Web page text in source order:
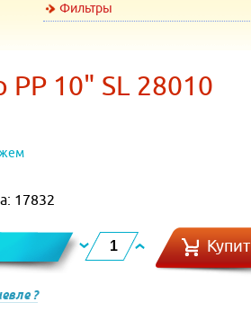
Фильтры
10" SL 28010
17832
?